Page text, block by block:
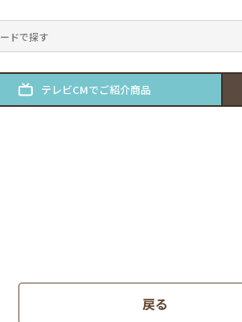
テレビCMでご紹介商品
戻る